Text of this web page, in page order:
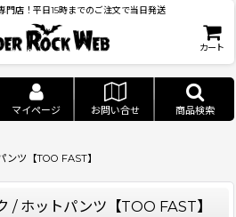
門店！平日15時までのご注文で当日発送
カート
マイページ お問い合せ 商品検索
ツ【TOO FAST】
ホットパンツ【TOO FAST】